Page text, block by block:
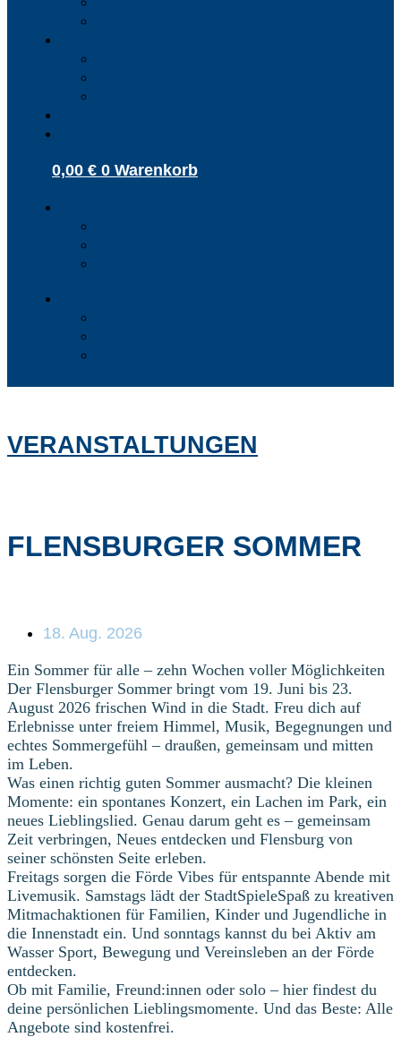
0,00 € 0 Warenkorb
VERANSTALTUNGEN
FLENSBURGER SOMMER
18. Aug. 2026
Ein Sommer für alle – zehn Wochen voller Möglichkeiten
Der Flensburger Sommer bringt vom 19. Juni bis 23.
August 2026 frischen Wind in die Stadt. Freu dich auf
Erlebnisse unter freiem Himmel, Musik, Begegnungen und
echtes Sommergefühl – draußen, gemeinsam und mitten
im Leben.
Was einen richtig guten Sommer ausmacht? Die kleinen
Momente: ein spontanes Konzert, ein Lachen im Park, ein
neues Lieblingslied. Genau darum geht es – gemeinsam
Zeit verbringen, Neues entdecken und Flensburg von
seiner schönsten Seite erleben.
Freitags sorgen die Förde Vibes für entspannte Abende mit
Livemusik. Samstags lädt der StadtSpieleSpaß zu kreativen
Mitmachaktionen für Familien, Kinder und Jugendliche in
die Innenstadt ein. Und sonntags kannst du bei Aktiv am
Wasser Sport, Bewegung und Vereinsleben an der Förde
entdecken.
Ob mit Familie, Freund:innen oder solo – hier findest du
deine persönlichen Lieblingsmomente. Und das Beste: Alle
Angebote sind kostenfrei.